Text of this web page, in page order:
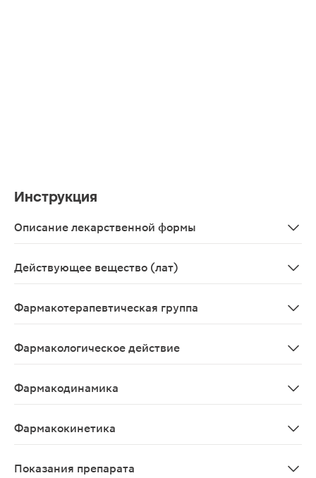
Инструкция
Описание лекарственной формы
Действующее вещество (лат)
Фармакотерапевтическая группа
Фармакологическое действие
Фармакодинамика
Фармакокинетика
Показания препарата